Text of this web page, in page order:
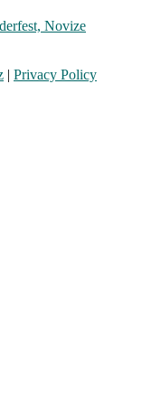
| Privacy Policy